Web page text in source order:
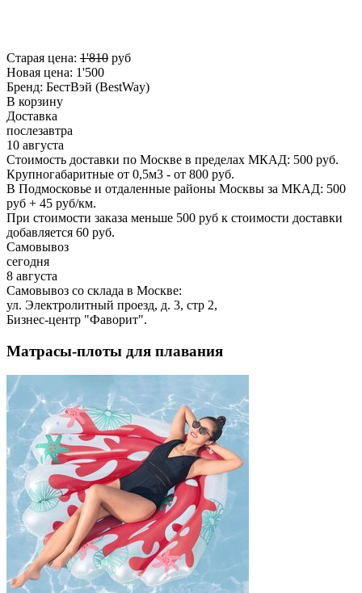
Старая цена: 1'810 руб
Новая цена: 1'500
Бренд: БестВэй (BestWay)
В корзину
Доставка
послезавтра
10 августа
Стоимость доставки по Москве в пределах МКАД: 500 руб.
Крупногабаритные от 0,5м3 - от 800 руб.
В Подмосковье и отдаленные районы Москвы за МКАД: 500
руб + 45 руб/км.
При стоимости заказа меньше 500 руб к стоимости доставки
добавляется 60 руб.
Самовывоз
сегодня
8 августа
Самовывоз со склада в Москве:
ул. Электролитный проезд, д. 3, стр 2,
Бизнес-центр "Фаворит".
Матрасы-плоты для плавания